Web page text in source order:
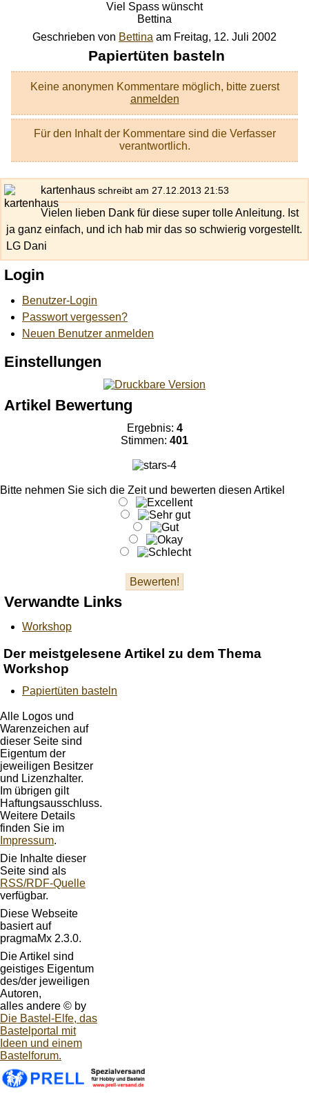
Viel Spass wünscht
Bettina
Geschrieben von Bettina am Freitag, 12. Juli 2002
Papiertüten basteln
Keine anonymen Kommentare möglich, bitte zuerst
anmelden
Für den Inhalt der Kommentare sind die Verfasser
verantwortlich.
kartenhaus schreibt am 27.12.2013 21:53
Vielen lieben Dank für diese super tolle Anleitung. Ist
ja ganz einfach, und ich hab mir das so schwierig vorgestellt.
LG Dani
Login
Benutzer-Login
Passwort vergessen?
Neuen Benutzer anmelden
Einstellungen
Artikel Bewertung
Ergebnis: 4
Stimmen: 401
Bitte nehmen Sie sich die Zeit und bewerten diesen Artikel
Verwandte Links
Workshop
Der meistgelesene Artikel zu dem Thema
Workshop
Papiertüten basteln
Alle Logos und
Warenzeichen auf
dieser Seite sind
Eigentum der
jeweiligen Besitzer
und Lizenzhalter.
Im übrigen gilt
Haftungsausschluss.
Weitere Details
finden Sie im
Impressum.
Die Inhalte dieser
Seite sind als
RSS/RDF-Quelle
verfügbar.
Diese Webseite
basiert auf
pragmaMx 2.3.0.
Die Artikel sind
geistiges Eigentum
des/der jeweiligen
Autoren,
alles andere © by
Die Bastel-Elfe, das
Bastelportal mit
Ideen und einem
Bastelforum.